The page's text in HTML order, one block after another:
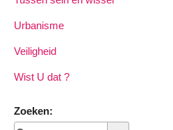
Urbanisme
Veiligheid
Wist U dat ?
Zoeken: